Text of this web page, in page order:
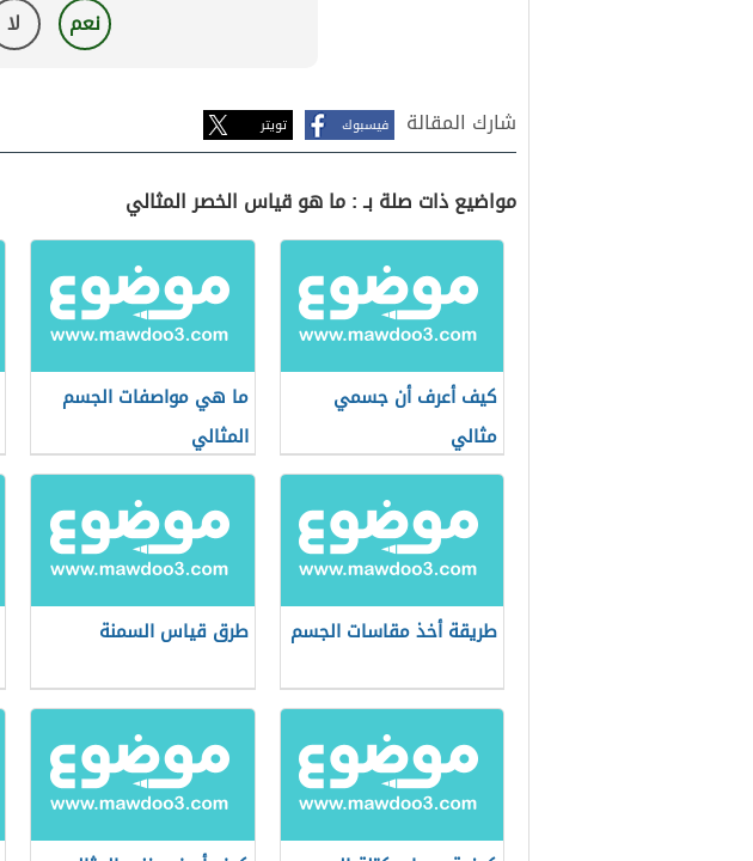
نعم لا
شارك المقالة فيسبوك تويتر
مواضيع ذات صلة بـ : ما هو قياس الخصر المثالي
كيف أعرف أن جسمي
مثالي
ما هي مواصفات الجسم
المثالي
طريقة أخذ مقاسات الجسم طرق قياس السمنة